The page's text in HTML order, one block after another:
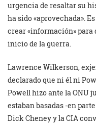
urgencia de resaltar su
ha sido «aprovechada».
crear «información»
inicio de la guerra.
Lawrence Wilkerson,
declarado que ni él ni
Powell hizo ante la ONU
estaban basadas -en
Dick Cheney y la CIA